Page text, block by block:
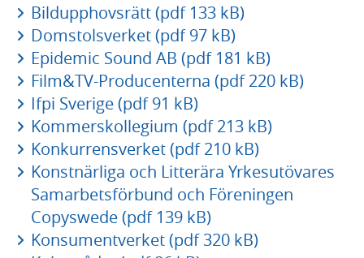
Bildupphovsrätt (pdf 133 kB)
Domstolsverket (pdf 97 kB)
Epidemic Sound AB (pdf 181 kB)
Film&TV-Producenterna (pdf 220 kB)
Ifpi Sverige (pdf 91 kB)
Kommerskollegium (pdf 213 kB)
Konkurrensverket (pdf 210 kB)
Konstnärliga och Litterära Yrkesutövares
Samarbetsförbund och Föreningen
Copyswede (pdf 139 kB)
Konsumentverket (pdf 320 kB)